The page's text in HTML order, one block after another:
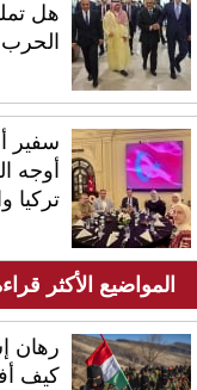
هل
سفير
أوجه
تركيا
المواضيع الأكثر
رهان
كيف